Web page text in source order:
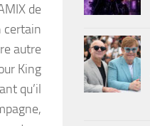
de
certain
autre
King
qu’il